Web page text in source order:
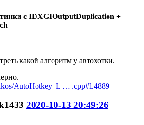
с IDXGIOutputDuplication +
какой алгоритм у автохотки.
AutoHotkey_L … .cpp#L4889
2020-10-13 20:49:26